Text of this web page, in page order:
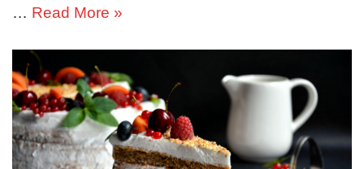
… Read More »